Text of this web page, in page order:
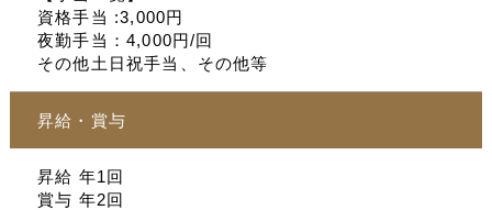
資格手当 :3,000円
夜勤手当：4,000円/回
その他土日祝手当、その他等
昇給・賞与
昇給 年1回
賞与 年2回